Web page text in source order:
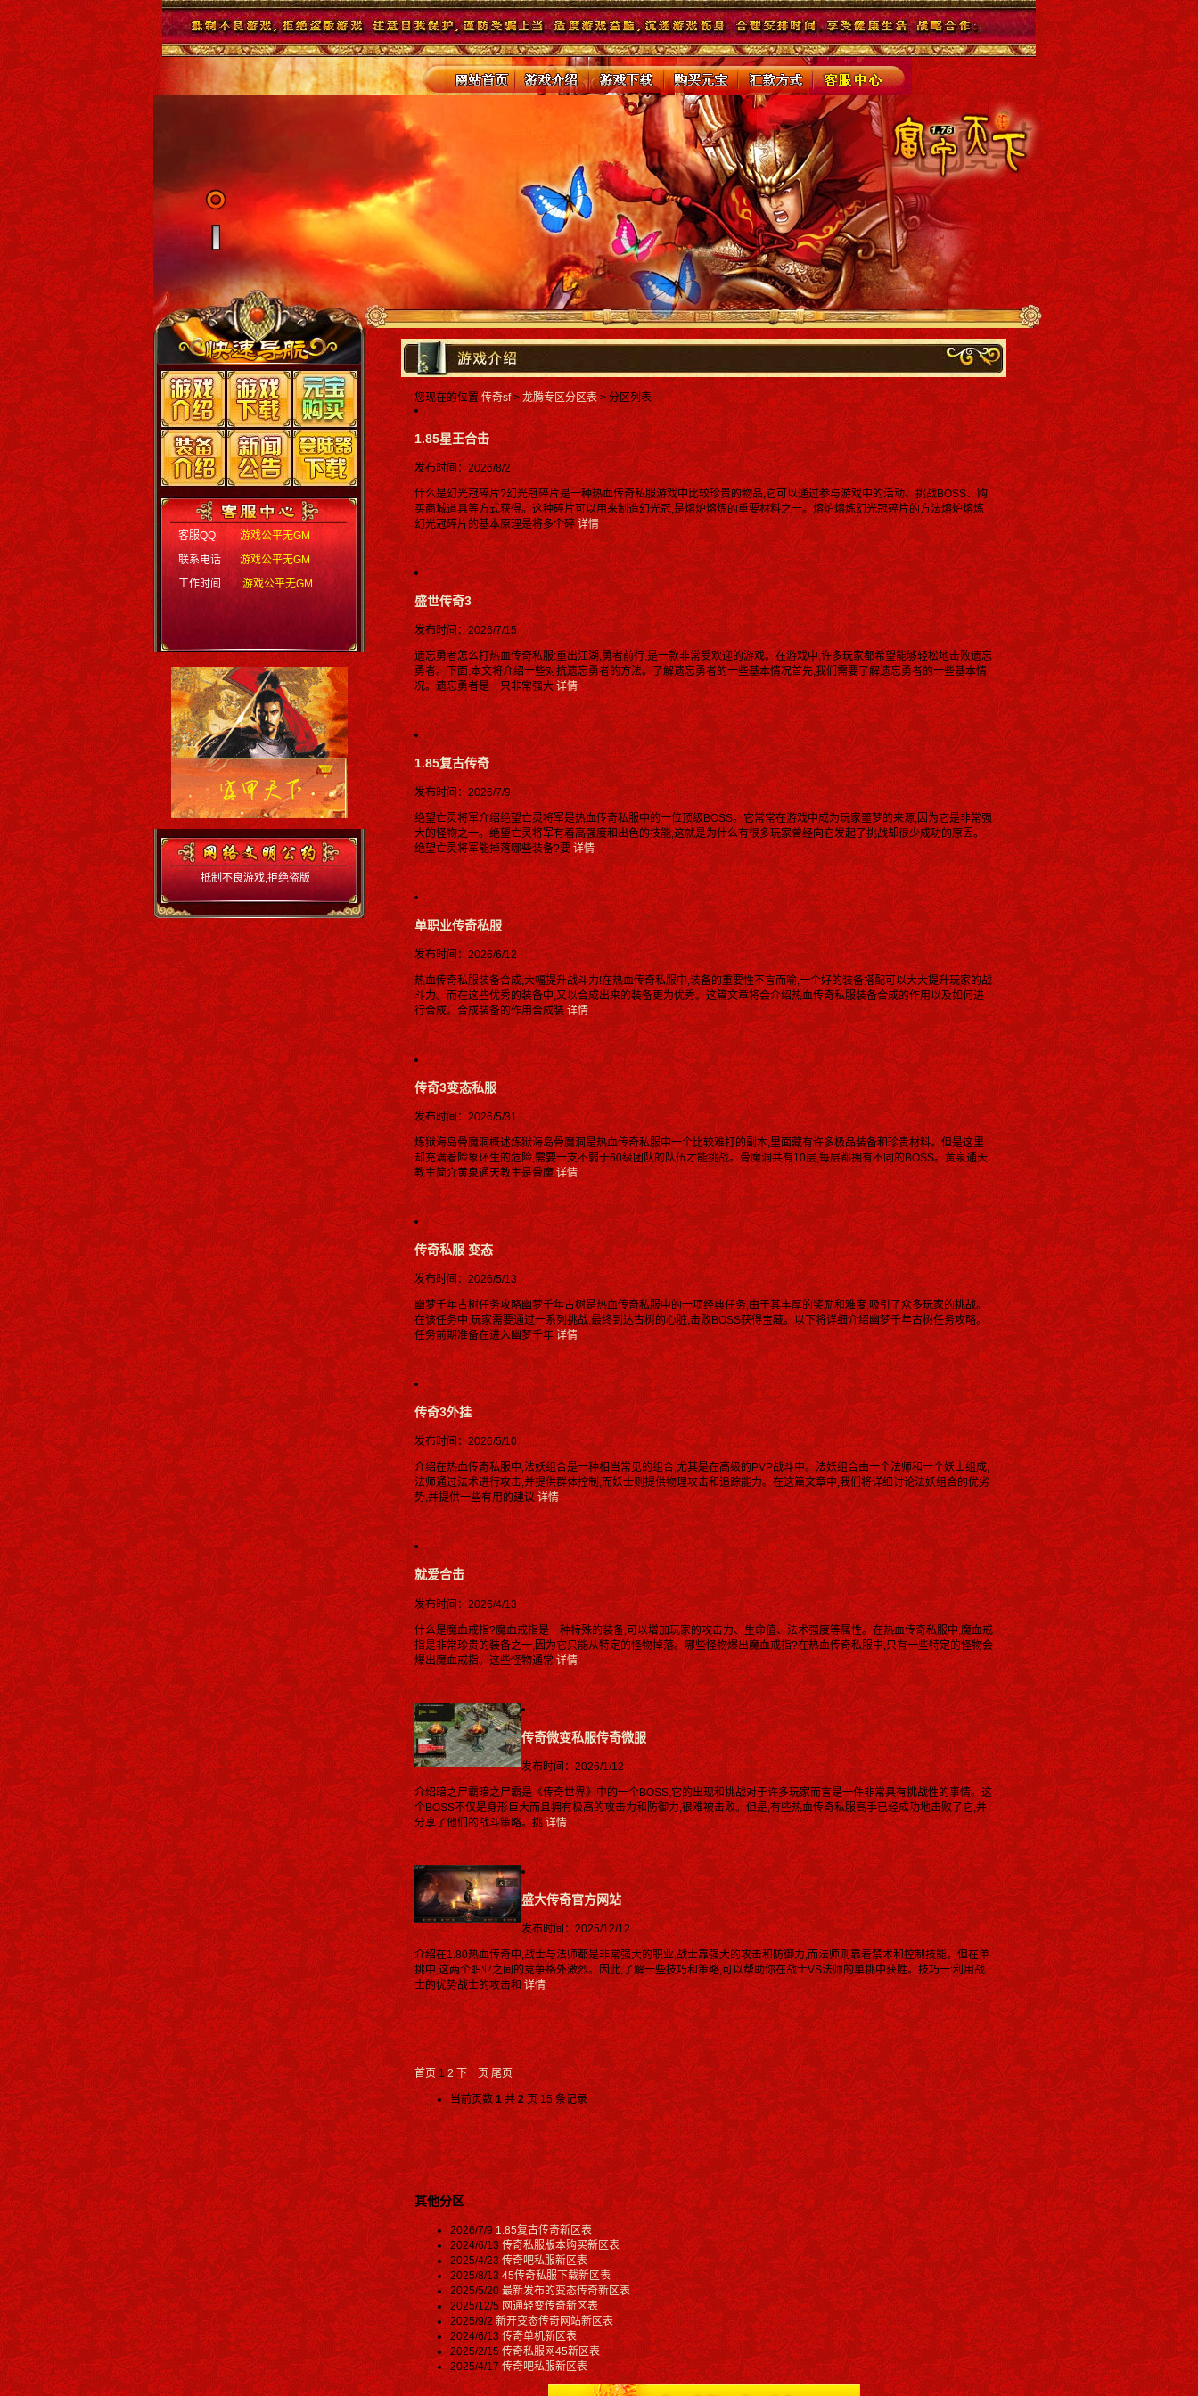
客服QQ
游戏公平无GM
联系电话
游戏公平无GM
工作时间
游戏公平无GM
抵制不良游戏,拒绝盗版
游戏 注意自我保护,谨防
沉迷游戏伤身 合理安排
时间.享受健康生活 严厉
打击赌博,营造和谐环境
您现在的位置:传奇sf>龙腾专区分区表> 分区列表
1.85星王合击
发布时间：2026/8/2
什么是幻光冠碎片?幻光冠碎片是一种热血传奇私服游戏中比较珍贵的物品,它可以通过参与游戏中的活动、挑战BOSS、购
买商城道具等方式获得。这种碎片可以用来制造幻光冠,是熔炉熔炼的重要材料之一。熔炉熔炼幻光冠碎片的方法熔炉熔炼
幻光冠碎片的基本原理是将多个碎详情
盛世传奇3
发布时间：2026/7/15
遗忘勇者怎么打热血传奇私服:重出江湖,勇者前行,是一款非常受欢迎的游戏。在游戏中,许多玩家都希望能够轻松地击败遗忘
勇者。下面,本文将介绍一些对抗遗忘勇者的方法。了解遗忘勇者的一些基本情况首先,我们需要了解遗忘勇者的一些基本情
况。遗忘勇者是一只非常强大详情
1.85复古传奇
发布时间：2026/7/9
绝望亡灵将军介绍绝望亡灵将军是热血传奇私服中的一位顶级BOSS。它常常在游戏中成为玩家噩梦的来源,因为它是非常强
大的怪物之一。绝望亡灵将军有着高强度和出色的技能,这就是为什么有很多玩家曾经向它发起了挑战却很少成功的原因。
绝望亡灵将军能掉落哪些装备?要详情
单职业传奇私服
发布时间：2026/6/12
热血传奇私服装备合成,大幅提升战斗力!在热血传奇私服中,装备的重要性不言而喻,一个好的装备搭配可以大大提升玩家的战
斗力。而在这些优秀的装备中,又以合成出来的装备更为优秀。这篇文章将会介绍热血传奇私服装备合成的作用以及如何进
行合成。合成装备的作用合成装详情
传奇3变态私服
发布时间：2026/5/31
炼狱海岛骨魔洞概述炼狱海岛骨魔洞是热血传奇私服中一个比较难打的副本,里面藏有许多极品装备和珍贵材料。但是这里
却充满着险象环生的危险,需要一支不弱于60级团队的队伍才能挑战。骨魔洞共有10层,每层都拥有不同的BOSS。黄泉通天
教主简介黄泉通天教主是骨魔 详情
传奇私服 变态
发布时间：2026/5/13
幽梦千年古树任务攻略幽梦千年古树是热血传奇私服中的一项经典任务,由于其丰厚的奖励和难度,吸引了众多玩家的挑战。
在该任务中,玩家需要通过一系列挑战,最终到达古树的心脏,击败BOSS获得宝藏。以下将详细介绍幽梦千年古树任务攻略。
任务前期准备在进入幽梦千年详情
传奇3外挂
发布时间：2026/5/10
介绍在热血传奇私服中,法妖组合是一种相当常见的组合,尤其是在高级的PVP战斗中。法妖组合由一个法师和一个妖士组成,
法师通过法术进行攻击,并提供群体控制,而妖士则提供物理攻击和追踪能力。在这篇文章中,我们将详细讨论法妖组合的优劣
势,并提供一些有用的建议 详情
就爱合击
发布时间：2026/4/13
什么是魔血戒指?魔血戒指是一种特殊的装备,可以增加玩家的攻击力、生命值、法术强度等属性。在热血传奇私服中,魔血戒
指是非常珍贵的装备之一,因为它只能从特定的怪物掉落。哪些怪物爆出魔血戒指?在热血传奇私服中,只有一些特定的怪物会
爆出魔血戒指。这些怪物通常详情
传奇微变私服传奇微服
发布时间：2026/1/12
介绍暗之尸霸暗之尸霸是《传奇世界》中的一个BOSS,它的出现和挑战对于许多玩家而言是一件非常具有挑战性的事情。这
个BOSS不仅是身形巨大而且拥有极高的攻击力和防御力,很难被击败。但是,有些热血传奇私服高手已经成功地击败了它,并
分享了他们的战斗策略。挑详情
盛大传奇官方网站
发布时间：2025/12/12
介绍在1.80热血传奇中,战士与法师都是非常强大的职业,战士靠强大的攻击和防御力,而法师则靠着禁术和控制技能。但在单
挑中,这两个职业之间的竞争格外激烈。因此,了解一些技巧和策略,可以帮助你在战士VS法师的单挑中获胜。技巧一:利用战
士的优势战士的攻击和详情
首页1 2 下一页 尾页
当前页数 1 共2页 15 条记录
其他分区
2026/7/91.85复古传奇新区表
2024/6/13 传奇私服版本购买新区表
2025/4/23传奇吧私服新区表
2025/8/1345传奇私服下载新区表
2025/5/20最新发布的变态传奇新区表
2025/12/5 网通轻变传奇新区表
2025/9/2新开变态传奇网站新区表
2024/6/13传奇单机新区表
2025/2/15 传奇私服网45新区表
2025/4/17传奇吧私服新区表